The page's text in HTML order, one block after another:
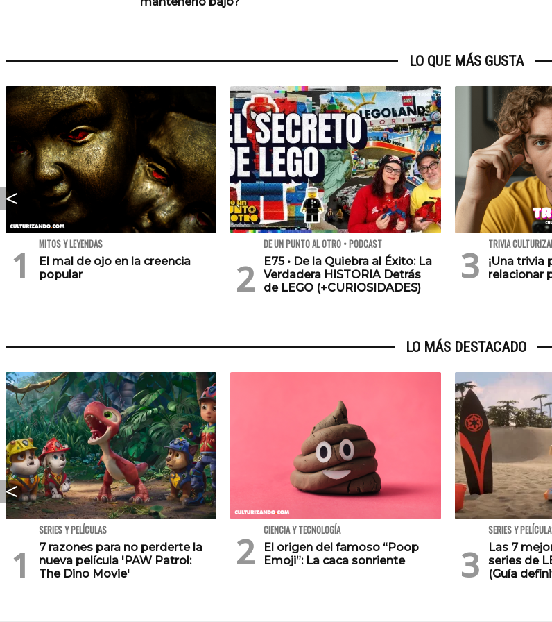
LO QUE MÁS GUSTA
MITOS Y LEYENDAS
El mal de ojo en la creencia
popular
DE UN PUNTO AL OTRO • PODCAST
E75 • De la Quiebra al Éxito: La
Verdadera HISTORIA Detrás
de LEGO (+CURIOSIDADES)
TRIVIA
¡Una trivia
relacionar
LO MÁS DESTACADO
SERIES Y PELÍCULAS
7 razones para no perderte la
nueva película 'PAW Patrol:
The Dino Movie'
CIENCIA Y TECNOLOGÍA
El origen del famoso “Poop
Emoji”: La caca sonriente
SERIES Y
Las 7
series de
(Guía